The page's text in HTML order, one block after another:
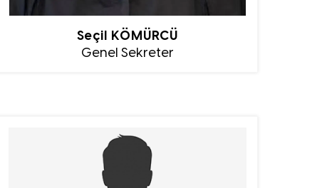
Seçil KÖMÜRCÜ
Genel Sekreter